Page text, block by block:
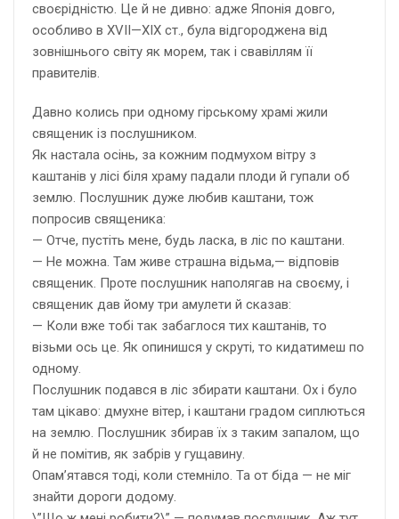
своєрідністю. Це й не дивно: адже Японія довго,
особливо в XVII—XIX ст., була відгороджена від
зовнішнього світу як морем, так і свавіллям її
правителів.
Давно колись при одному гірському храмі жили
священик із послушником.
Як настала осінь, за кожним подмухом вітру з
каштанів у лісі біля храму падали плоди й гупали об
землю. Послушник дуже любив каштани, тож
попросив священика:
— Отче, пустіть мене, будь ласка, в ліс по каштани.
— Не можна. Там живе страшна відьма,— відповів
священик. Проте послушник наполягав на своєму, і
священик дав йому три амулети й сказав:
— Коли вже тобі так забаглося тих каштанів, то
візьми ось це. Як опинишся у скруті, то кидатимеш по
одному.
Послушник подався в ліс збирати каштани. Ох і було
там цікаво: дмухне вітер, і каштани градом сиплються
на землю. Послушник збирав їх з таким запалом, що
й не помітив, як забрів у гущавину.
Опам’ятався тоді, коли стемніло. Та от біда — не міг
знайти дороги додому.